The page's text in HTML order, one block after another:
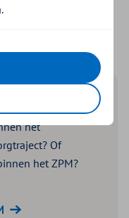
het
Of
het ZPM?